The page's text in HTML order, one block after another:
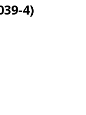
4)